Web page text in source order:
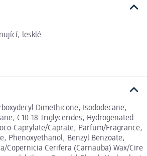
lesklé
Dimethicone, Isododecane,
C10-18 Triglycerides, Hydrogenated
Caprylate/Caprate, Parfum/Fragrance,
Phenoxyethanol, Benzyl Benzoate,
Copernicia Cerifera (Carnauba) Wax/Cire